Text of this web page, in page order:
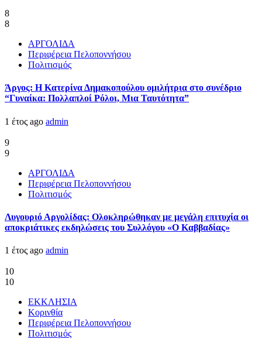
8
8
ΑΡΓΟΛΙΔΑ
Περιφέρεια Πελοποννήσου
Πολιτισμός
Άργος: Η Κατερίνα Δημακοπούλου ομιλήτρια στο συνέδριο
“Γυναίκα: Πολλαπλοί Ρόλοι, Μια Ταυτότητα”
1 έτος ago admin
9
9
ΑΡΓΟΛΙΔΑ
Περιφέρεια Πελοποννήσου
Πολιτισμός
Λυγουριό Αργολίδας: Ολοκληρώθηκαν με μεγάλη επιτυχία οι
αποκριάτικες εκδηλώσεις του Συλλόγου «Ο Καββαδίας»
1 έτος ago admin
10
10
ΕΚΚΛΗΣΙΑ
Κορινθία
Περιφέρεια Πελοποννήσου
Πολιτισμός